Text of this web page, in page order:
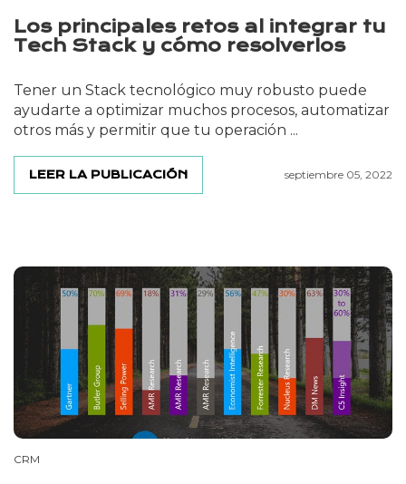
Los principales retos al integrar tu
Tech Stack y cómo resolverlos
Tener un Stack tecnológico muy robusto puede
ayudarte a optimizar muchos procesos, automatizar
otros más y permitir que tu operación ...
LEER LA PUBLICACIÓN septiembre 05, 2022
CRM